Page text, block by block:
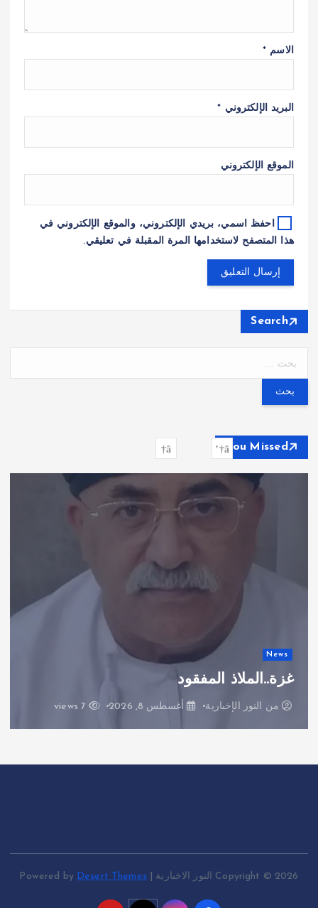
الاسم *
البريد الإلكتروني *
الموقع الإلكتروني
احفظ اسمي، بريدي الإلكتروني، والموقع الإلكتروني في
هذا المتصفح لاستخدامها المرة المقبلة في تعليقي.
Search
ح
ع
You Missed
News
غزة..الملاذ المفقود
من النور الإخبارية أغسطس 8, 2026 7 views
Copyright © 2026 النور الاخبارية | Powered by Desert Themes